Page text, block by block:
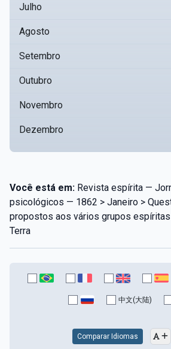
Julho
Agosto
Setembro
Outubro
Novembro
Dezembro
Você está em: Revista espírita —
psicológicos — 1862 > Janeiro >
propostos aos vários grupos espíritas
Terra
中文(大陆)
Comparar Idiomas